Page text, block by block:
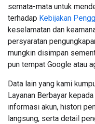
semata-mata untuk
terhadap Kebijakan
keselamatan dan
persyaratan
mungkin disimpan
pun tempat Google atau
Data lain yang kami
Layanan Berbayar
informasi akun, histori
langsung, serta detail